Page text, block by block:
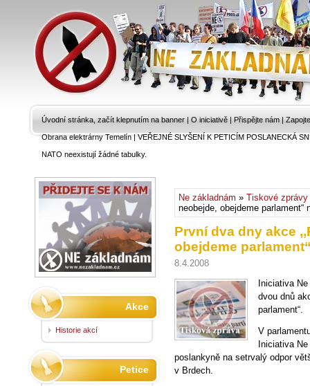
Úvodní stránka, začít klepnutím na banner | O iniciativě | Přispějte nám |
Obrana elektrárny Temelín|VEŘEJNÉ SLYŠENÍ K PETICÍM POSLANECKÁ
NATO neexistují žádné tabulky.
Ne základnám » Tiskové zprávy
neobejde, obejdeme parlament“
První dva dny akce
obejdeme
8.4.2008
Iniciativa
dvou dnů
parlament“.
V
Iniciativa
poslankyně na setrvalý odpor
v Brdech.
Akce
Historie akcí
Petice